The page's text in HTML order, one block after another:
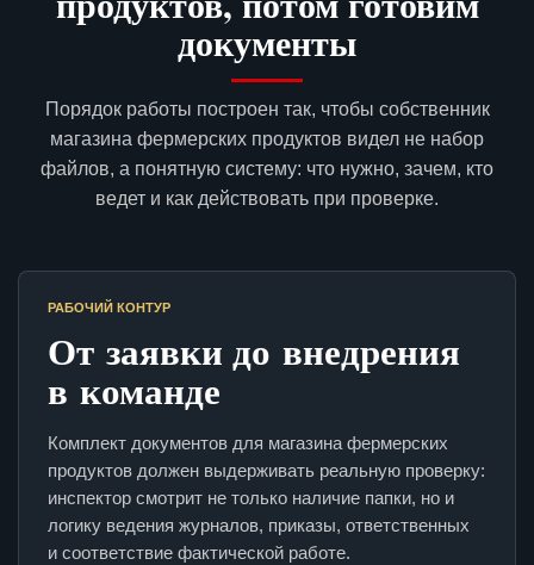
документы
Порядок работы построен так, чтобы собственник
магазина фермерских продуктов видел не набор
файлов, а понятную систему: что нужно, зачем, кто
ведет и как действовать при проверке.
РАБОЧИЙ КОНТУР
От заявки до внедрения
в команде
Комплект документов для магазина фермерских
продуктов должен выдерживать реальную проверку:
инспектор смотрит не только наличие папки, но и
логику ведения журналов, приказы, ответственных
и соответствие фактической работе.